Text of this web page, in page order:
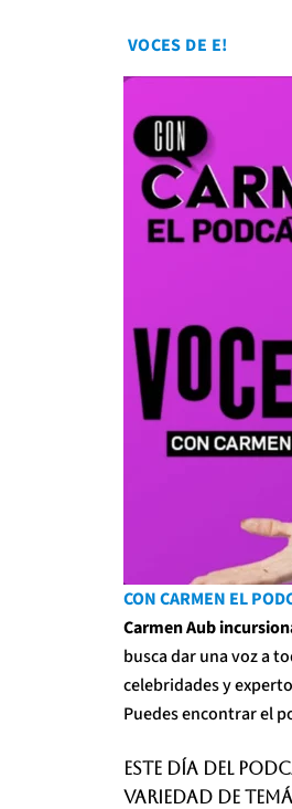
VOCES DE E!
CON CARMEN EL
Carmen Aub
busca dar una voz a
celebridades y
Puedes encontrar el
Este día del
variedad de